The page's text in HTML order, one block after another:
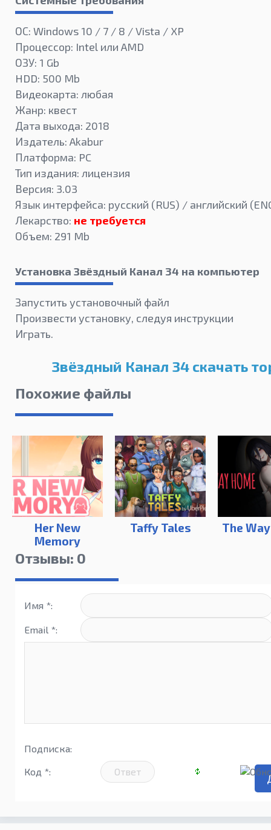
ОС: Windows 10 / 7 / 8 / Vista / XP
Процессор: Intel или AMD
ОЗУ: 1 Gb
HDD: 500 Mb
Видеокарта: любая
Жанр: квест
Дата выхода: 2018
Издатель: Akabur
Платформа: PC
Тип издания: лицензия
Версия: 3.03
Язык интерфейса: русский (RUS) / английский
Лекарство: не требуется
Объем: 291 Mb
Установка Звёздный Канал 34 на компьютер
Запустить установочный файл
Произвести установку, следуя инструкции
Играть.
Звёздный Канал 34 скачать
Похожие файлы
Her New
Memory
Taffy Tales The
Отзывы: 0
Имя *:
Email *:
Подписка:
Код *: